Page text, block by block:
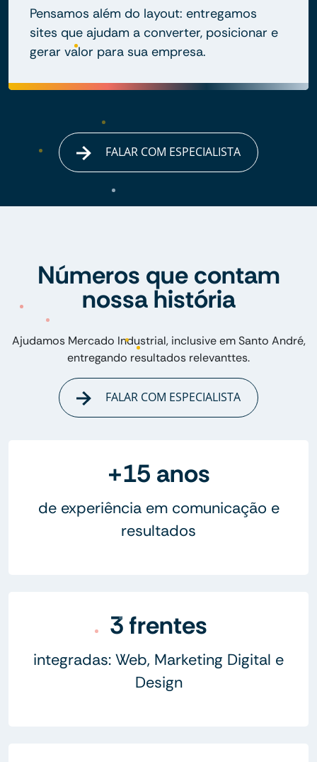
Pensamos além do layout: entregamos
sites que ajudam a converter, posicionar e
gerar valor para sua empresa.
FALAR COM ESPECIALISTA
Números que contam
nossa história
Ajudamos Mercado Industrial, inclusive em Santo André,
entregando resultados relevanttes.
FALAR COM ESPECIALISTA
+15 anos
de experiência em comunicação e
resultados
3 frentes
integradas: Web, Marketing Digital e
Design